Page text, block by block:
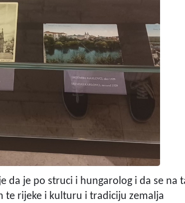
da je po struci i hungarolog i da se na
te rijeke i kulturu i tradiciju zemalja